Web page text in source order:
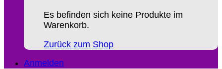
Es befinden sich keine Produkte im
Warenkorb.
Zurück zum Shop
Anmelden